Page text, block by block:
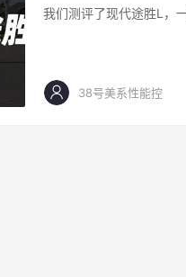
我们测评了现代途胜L，
38号美系性能控